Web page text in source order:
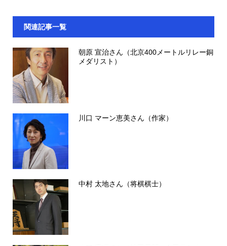
関連記事一覧
朝原 宣治さん（北京400メートルリレー銅
メダリスト）
川口 マーン恵美さん（作家）
中村 太地さん（将棋棋士）